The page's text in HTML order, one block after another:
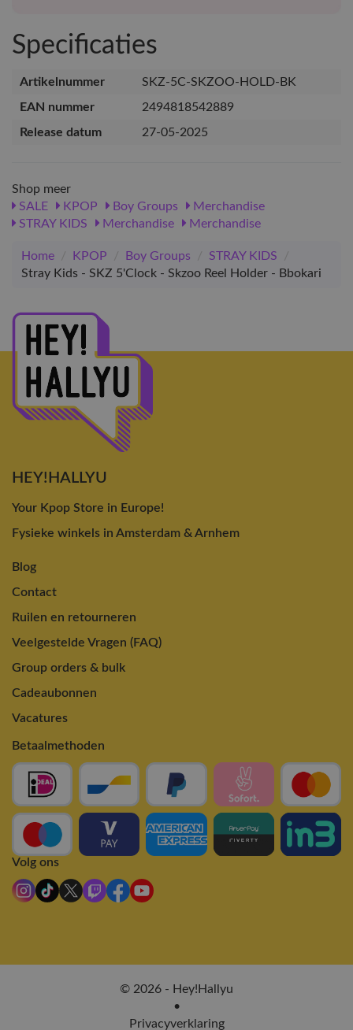
Specificaties
Artikelnummer
SKZ-5C-SKZOO-HOLD-BK
EAN nummer
2494818542889
Release datum
27-05-2025
Shop meer
SALE
KPOP Boy Groups
Merchandise
STRAY KIDS
Merchandise Merchandise
Home / KPOP / Boy Groups / STRAY KIDS
/
Stray Kids - SKZ 5'Clock - Skzoo Reel Holder - Bbokari
HEY!HALLYU
Your Kpop Store in Europe!
Fysieke winkels in Amsterdam & Arnhem
Blog
Contact
Ruilen en retourneren
Veelgestelde Vragen (FAQ)
Group orders & bulk
Cadeaubonnen
Vacatures
Betaalmethoden
Volg ons
© 2026 - Hey!Hallyu
•
Privacyverklaring